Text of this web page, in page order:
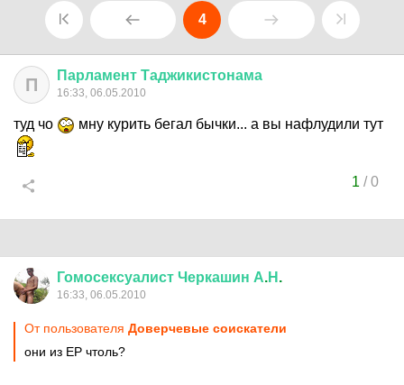
4
П Парламент Таджикистонама
16:33, 06.05.2010
туд чо мну курить бегал бычки... а вы нафлудили тут
1 /0
Гомосексуалист Черкашин А.Н .
16:33, 06.05.2010
От пользователя Доверчевые соискатели
они из ЕР чтоль?